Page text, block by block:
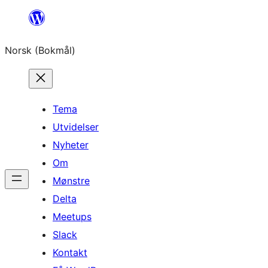
Hopp
innhold
Norsk (Bokmål)
Tema
Utvidelser
Nyheter
Om
Mønstre
Delta
Meetups
Slack
Kontakt